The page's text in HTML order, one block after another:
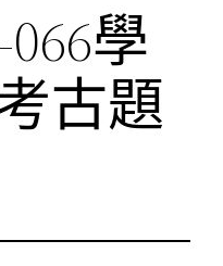
學
古題